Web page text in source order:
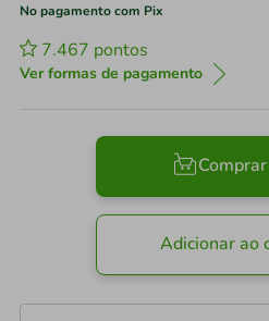
No pagamento com Pix
7.467 pontos
Ver formas de pagamento
Adicionar ao